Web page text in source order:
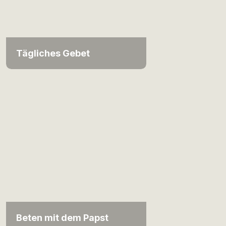
Tägliches Gebet
Beten mit dem Papst